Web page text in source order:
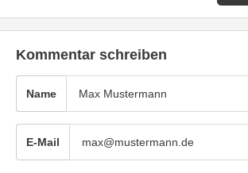
Kommentar schreiben
Name
E-Mail